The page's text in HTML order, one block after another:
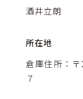
酒井立朗
所在地
倉庫住所：
７